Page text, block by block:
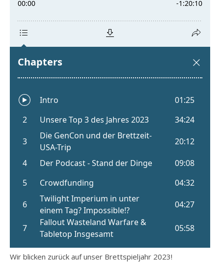
Wir blicken zurück auf unser Brettspieljahr 2023!